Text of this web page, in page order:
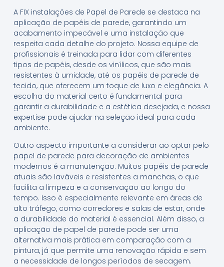
A FIX instalações de Papel de Parede se destaca na
aplicação de papéis de parede, garantindo um
acabamento impecável e uma instalação que
respeita cada detalhe do projeto. Nossa equipe de
profissionais é treinada para lidar com diferentes
tipos de papéis, desde os vinílicos, que são mais
resistentes à umidade, até os papéis de parede de
tecido, que oferecem um toque de luxo e elegância. A
escolha do material certo é fundamental para
garantir a durabilidade e a estética desejada, e nossa
expertise pode ajudar na seleção ideal para cada
ambiente.
Outro aspecto importante a considerar ao optar pelo
papel de parede para decoração de ambientes
modernos é a manutenção. Muitos papéis de parede
atuais são laváveis e resistentes a manchas, o que
facilita a limpeza e a conservação ao longo do
tempo. Isso é especialmente relevante em áreas de
alto tráfego, como corredores e salas de estar, onde
a durabilidade do material é essencial. Além disso, a
aplicação de papel de parede pode ser uma
alternativa mais prática em comparação com a
pintura, já que permite uma renovação rápida e sem
a necessidade de longos períodos de secagem.